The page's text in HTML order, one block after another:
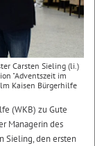
Carsten Sieling (li.)
"Adventszeit im
Kaisen Bürgerhilfe
(WKB) zu Gute
Managerin des
Sieling, den ersten